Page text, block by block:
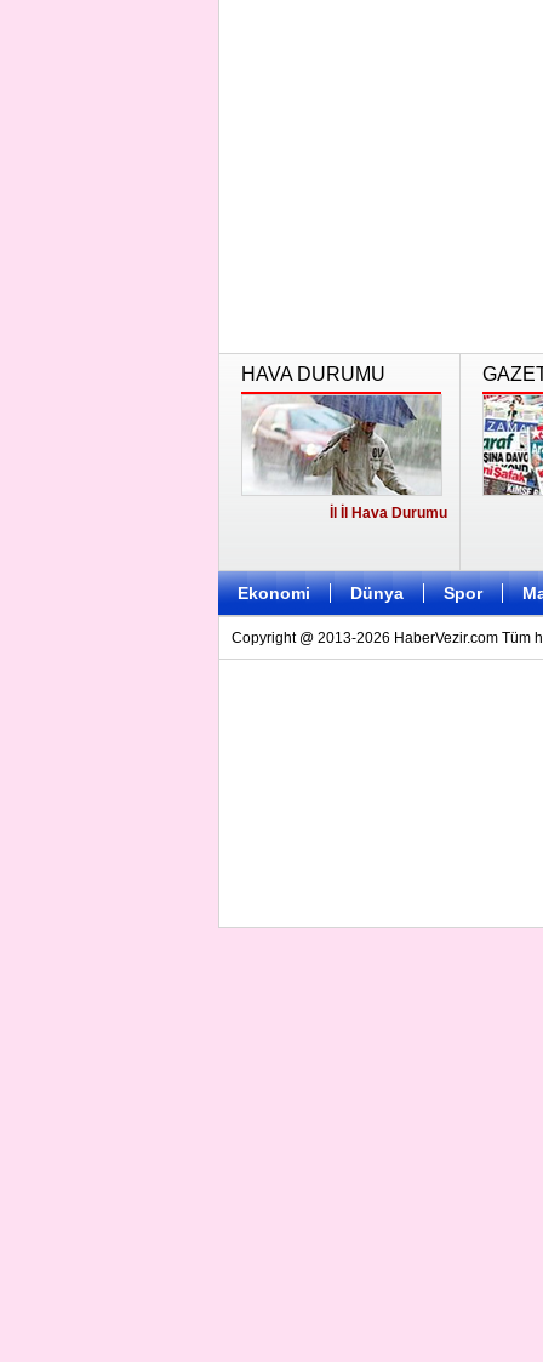
HAVA DURUMU
İl İl Hava Durumu
Ekonomi Dünya Spor
Copyright @ 2013-2026 HaberVezir.com Tüm